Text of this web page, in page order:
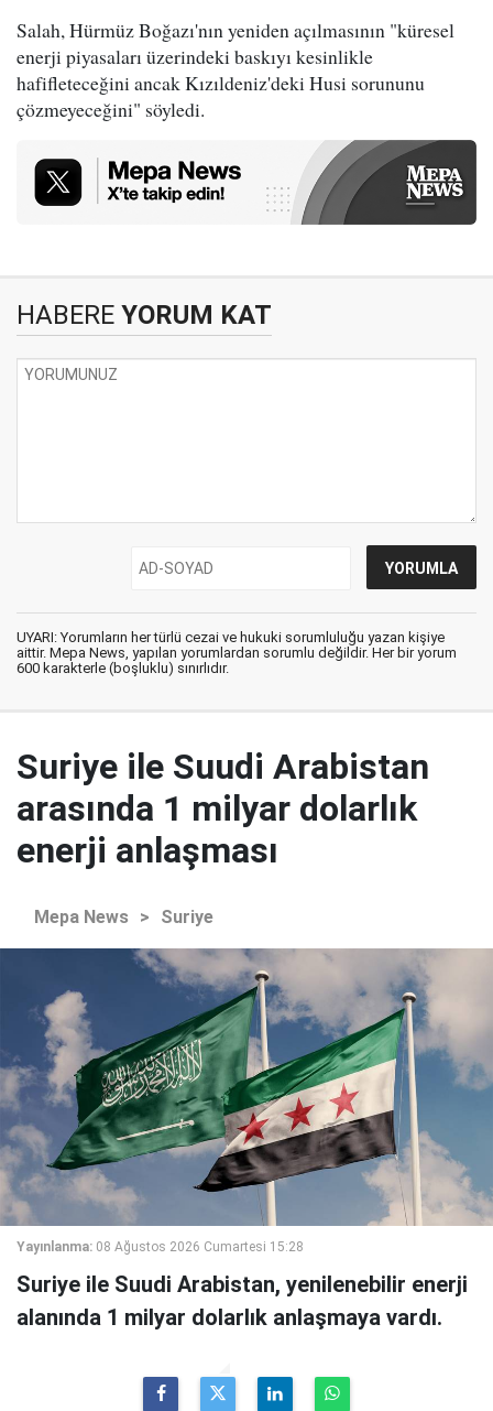
Salah, Hürmüz Boğazı'nın yeniden açılmasının "küresel
enerji piyasaları üzerindeki baskıyı kesinlikle
hafifleteceğini ancak Kızıldeniz'deki Husi sorununu
çözmeyeceğini" söyledi.
HABERE YORUM KAT
UYARI: Yorumların her türlü cezai ve hukuki sorumluluğu yazan kişiye
aittir. Mepa News, yapılan yorumlardan sorumlu değildir. Her bir yorum
600 karakterle (boşluklu) sınırlıdır.
Suriye ile Suudi Arabistan
arasında 1 milyar dolarlık
enerji anlaşması
Mepa News > Suriye
Yayınlanma: 08 Ağustos 2026 Cumartesi 15:28
Suriye ile Suudi Arabistan, yenilenebilir enerji
alanında 1 milyar dolarlık anlaşmaya vardı.